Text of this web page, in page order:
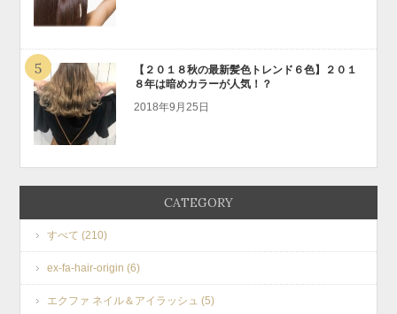
5
【２０１８秋の最新髪色トレンド６色】２０１
８年は暗めカラーが人気！？
2018年9月25日
CATEGORY
すべて (210)
ex-fa-hair-origin (6)
エクファ ネイル＆アイラッシュ (5)